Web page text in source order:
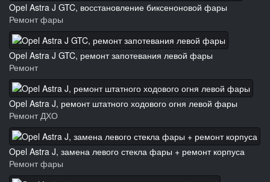
Opel Astra J GTC, восстановление биксеноновой фары
Ремонт фары
Opel Astra J GTC, ремонт запотевания левой фары
Ремонт
Opel Astra J, ремонт штатного ходового огня левой фары
Ремонт ДХО
Opel Astra J, замена левого стекла фары + ремонт корпуса
Ремонт фары